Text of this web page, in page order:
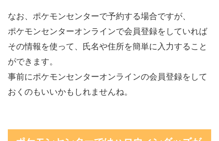
なお、ポケモンセンターで予約する場合ですが、
ポケモンセンターオンラインで会員登録をしていれば
その情報を使って、氏名や住所を簡単に入力すること
ができます。
事前にポケモンセンターオンラインの会員登録をして
おくのもいいかもしれませんね。